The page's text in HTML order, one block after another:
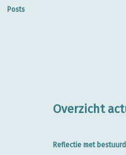
Posts
Overzicht
Reflectie met